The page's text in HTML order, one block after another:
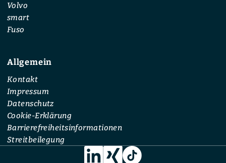
Volvo
smart
Fuso
Allgemein
Kontakt
Impressum
Datenschutz
Cookie-Erklärung
Barrierefreiheitsinformationen
Streitbeilegung